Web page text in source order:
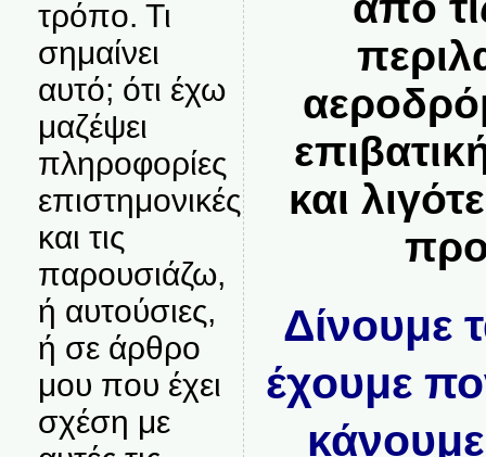
τρόπο. Τι
σημαίνει
αυτό; ότι έχω
μαζέψει
πληροφορίες
επιστημονικές
και τις
παρουσιάζω,
ή αυτούσιες,
ή σε άρθρο
μου που έχει
σχέση με
και
Δίνουμε
έχουμε